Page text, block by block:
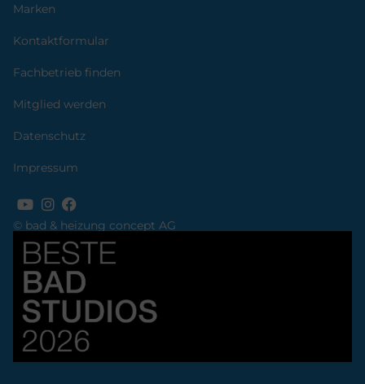
© bad & heizung concept AG
Marken
Kontaktformular
Fachbetrieb finden
Mitglied werden
Datenschutz
Impressum